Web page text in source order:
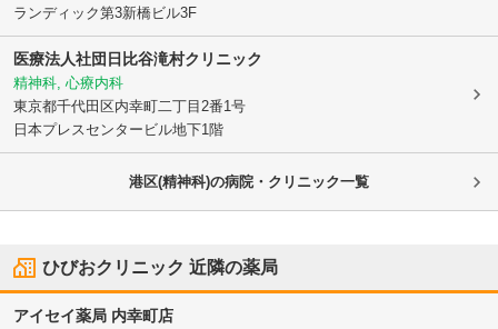
ランディック第3新橋ビル3F
医療法人社団日比谷滝村クリニック
精神科, 心療内科
東京都千代田区内幸町二丁目2番1号
日本プレスセンタービル地下1階
港区(精神科)の病院・クリニック一覧
ひびおクリニック 近隣の薬局
アイセイ薬局 内幸町店